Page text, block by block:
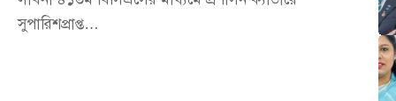
সুপারিশপ্রাপ্ত…